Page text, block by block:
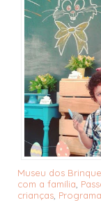
Museu dos
com a família
crianças